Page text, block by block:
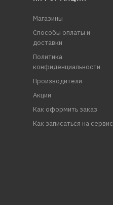
Магазины
Способы оплаты и
доставки
Политика
конфиденциальности
Производители
Акции
Как оформить заказ
Как записаться на сервис